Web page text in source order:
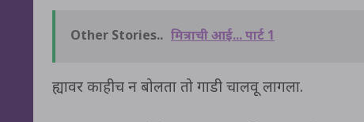
Other Stories.. मित्राची आई... पार्ट 1
ह्यावर काहीच न बोलता तो गाडी चालवू लागला.